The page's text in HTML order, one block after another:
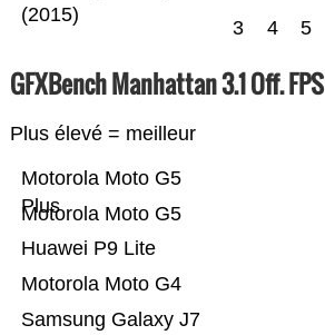
(2015)
3 4 5
GFXBench Manhattan 3.1 Off. FPS
Plus élevé = meilleur
Samsung Galaxy J7
Motorola Moto G4
Huawei P9 Lite
Motorola Moto G5
Motorola Moto G5
Plus